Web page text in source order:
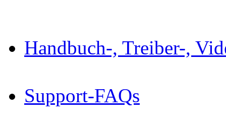
Handbuch-, Treiber-,
Support-FAQs